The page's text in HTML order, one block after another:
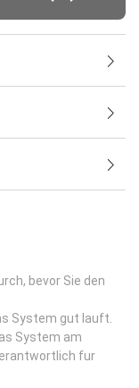
bevor Sie den
System gut lauft.
System am
fur